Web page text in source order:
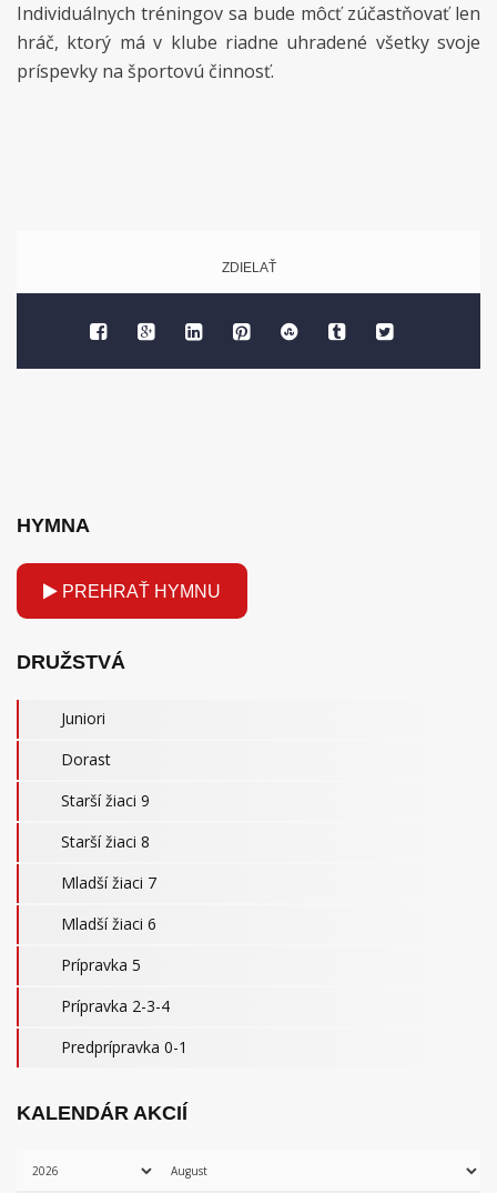
Individuálnych tréningov sa bude môcť zúčastňovať len
hráč, ktorý má v klube riadne uhradené všetky svoje
príspevky na športovú činnosť.
ZDIELAŤ
HYMNA
PREHRAŤ HYMNU
DRUŽSTVÁ
Juniori
Dorast
Starší žiaci 9
Starší žiaci 8
Mladší žiaci 7
Mladší žiaci 6
Prípravka 5
Prípravka 2-3-4
Predprípravka 0-1
KALENDÁR AKCIÍ